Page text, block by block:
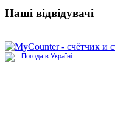
Наші відвідувачі